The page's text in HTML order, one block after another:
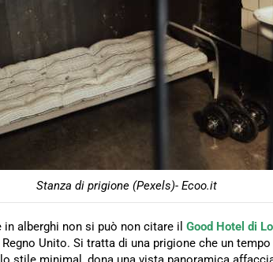
Stanza di prigione (Pexels)- Ecoo.it
alberghi non si può non citare il Good Hotel di
Unito. Si tratta di una prigione che un